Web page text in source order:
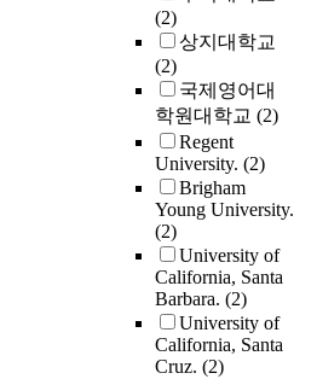
(2)
상지대학교
(2)
국제영어대
학원대학교 (2)
Regent
University. (2)
Brigham
Young University.
(2)
University of
California, Santa
Barbara. (2)
University of
California, Santa
Cruz. (2)